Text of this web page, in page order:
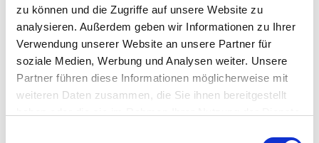
zu können und die Zugriffe auf unsere Website zu
analysieren. Außerdem geben wir Informationen zu Ihrer
Verwendung unserer Website an unsere Partner für
soziale Medien, Werbung und Analysen weiter. Unsere
Partner führen diese Informationen möglicherweise mit
weiteren Daten zusammen, die Sie ihnen bereitgestellt
Sonographie
Sonographie
Splenektomie
Sputum